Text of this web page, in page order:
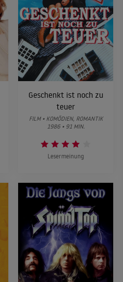
Geschenkt ist noch zu
teuer
FILM • KOMÖDIEN, ROMANTIK
1986 • 91 MIN.
Lesermeinung